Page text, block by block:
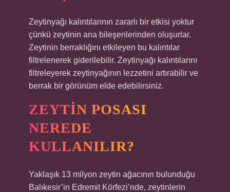
Zeytinyağı kalıntılarının zararlı bir etkisi yoktur
çünkü zeytinin ana bileşenlerinden oluşurlar.
Zeytinin berraklığını etkileyen bu kalıntılar
filtrelenerek giderilebilir. Zeytinyağı kalıntılarını
filtreleyerek zeytinyağının lezzetini artırabilir ve
berrak bir görünüm elde edebilirsiniz.
ZEYTIN POSASI
NEREDE
KULLANILIR?
Yaklaşık 13 milyon zeytin ağacının bulunduğu
Balıkesir’in Edremit Körfezi’nde, zeytinlerin